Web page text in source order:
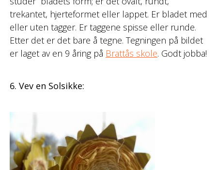
trekantet, hjerteformet eller lappet. Er bladet med
eller uten tagger. Er taggene spisse eller runde.
Etter det er det bare å tegne. Tegningen på bildet
er laget av en 9 åring på Brattås skole. Godt jobba!
6. Vev en Solsikke: